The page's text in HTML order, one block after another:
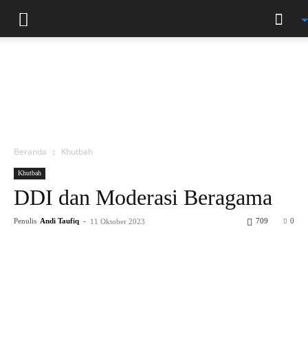
Beranda Khutbah
Khutbah
DDI dan Moderasi Beragama
Penulis Andi Taufiq - 11 Oktober 2023 0
709